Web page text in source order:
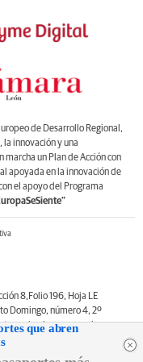
de Desarrollo Regional,
innovación y una
un Plan de Acción con
apoyada en la innovación de
el apoyo del Programa
8,Folio 196, Hoja LE
Domingo, número 4, 2º
web@lanuevacronica.com.
Incluye contenidos de la
que abren